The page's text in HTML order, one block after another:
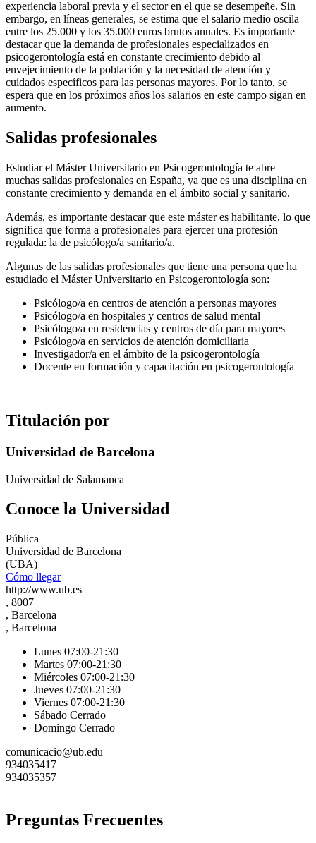
experiencia laboral previa y el sector en el que se desempeñe. Sin
embargo, en líneas generales, se estima que el salario medio oscila
entre los 25.000 y los 35.000 euros brutos anuales. Es importante
destacar que la demanda de profesionales especializados en
psicogerontología está en constante crecimiento debido al
envejecimiento de la población y la necesidad de atención y
cuidados específicos para las personas mayores. Por lo tanto, se
espera que en los próximos años los salarios en este campo sigan en
aumento.
Salidas profesionales
Estudiar el Máster Universitario en Psicogerontología te abre
muchas salidas profesionales en España, ya que es una disciplina en
constante crecimiento y demanda en el ámbito social y sanitario.
Además, es importante destacar que este máster es habilitante, lo que
significa que forma a profesionales para ejercer una profesión
regulada: la de psicólogo/a sanitario/a.
Algunas de las salidas profesionales que tiene una persona que ha
estudiado el Máster Universitario en Psicogerontología son:
Psicólogo/a en centros de atención a personas mayores
Psicólogo/a en hospitales y centros de salud mental
Psicólogo/a en residencias y centros de día para mayores
Psicólogo/a en servicios de atención domiciliaria
Investigador/a en el ámbito de la psicogerontología
Docente en formación y capacitación en psicogerontología
Titulación por
Universidad de Barcelona
Universidad de Salamanca
Conoce la Universidad
Pública
Universidad de Barcelona
(UBA)
Cómo llegar
http://www.ub.es
, 8007
, Barcelona
, Barcelona
Lunes 07:00-21:30
Martes 07:00-21:30
Miércoles 07:00-21:30
Jueves 07:00-21:30
Viernes 07:00-21:30
Sábado Cerrado
Domingo Cerrado
comunicacio@ub.edu
934035417
934035357
Preguntas Frecuentes